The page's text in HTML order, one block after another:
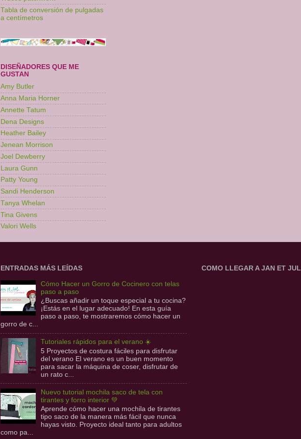
Tabla de conversión de pulgadas
a centímetros
DISEÑADORES QUE ME
GUSTAN
Amy Butler
Anna Maria Horner
Annette Tatum
Dena Designs
Heather Bailey
Jenean Morrison
Joel Dewberry
Laura Gunn
Patty Young
Sandi Henderson
Tanya Whelan
Tina Givens
Valori Wells
ENTRADAS MÁS LEÍDAS
Cómo Hacer un Gorro de Cocinero con telas
paso a paso
¿Buscas añadir un toque especial a tu cocina?
¡Estás en el lugar adecuado! En esta guía
paso a paso, te mostraremos cómo hacer un
gorro de c...
Tutoriales rápidos para el verano ☀️
5 Proyectos de costura fáciles para disfrutar
del verano El verano es un buen momento
para sacar la máquina de coser, disfrutar de
un rato c...
Nuevo tutorial mochila saco de tela con
tirantes y forro interior 💚
Aprende cómo hacer una mochila de tirantes
tipo saco de la manera más fácil que nunca
hayas visto. Proyecto ideal tanto para adultos
como pa...
COMO LLEGAR A JAN ET JUL